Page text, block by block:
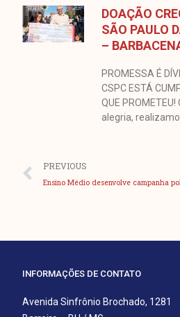
DOAÇÃO
SÃO PAULO
–
PROMESSA É
CSPC ESTÁ
QUE
alegria,
Anterior
PREVIOUS
Ensino Médio desenvolve campanha
INFORMAÇÕES DE CONTATO
Avenida Sinfrônio Brochado, 1281